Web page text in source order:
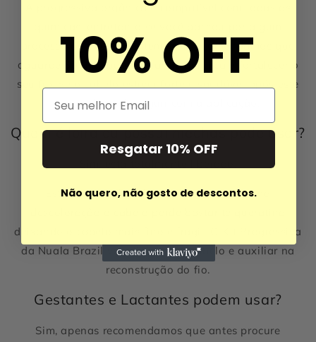
A progressiva orgânica é compatível com todas as
processo químico recentemente, recomendamos que
aguarde 30 dias para trocar de química e fortalecer o
seu fio. Se o cabelo estiver forte e saudável após este
intervalo pode seguir com a aplicação.
Quem é loira ou possui mechas pode usar?
Este produto é perfeito para loiras, pois na
deixando o cabelo mais fino e frágil. O Kit Progressiva
da Nuala Brazil vai alisar o seu cabelo e auxiliar na
reconstrução do fio.
Gestantes e Lactantes podem usar?
Sim, apenas recomendamos que antes procure
10% OFF
Email
Resgatar 10% OFF
Não quero, não gosto de descontos.